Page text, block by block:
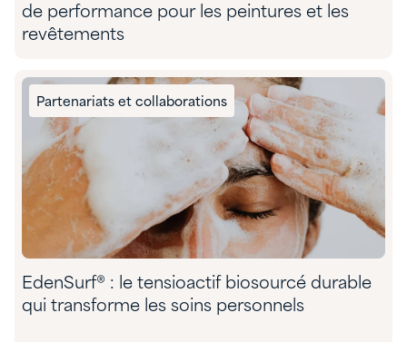
de performance pour les peintures et les
revêtements
Partenariats et collaborations
EdenSurf® : le tensioactif biosourcé durable
qui transforme les soins personnels